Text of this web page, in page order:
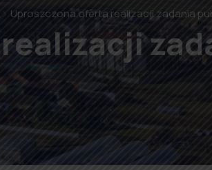
Uproszczona oferta realizacji zadania